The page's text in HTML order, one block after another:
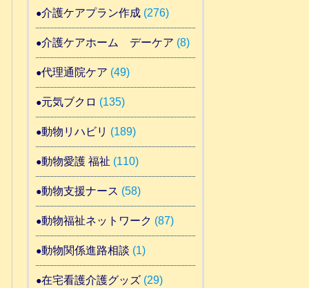
介護ケアプラン作成(276)
介護ケアホーム デーケア (8)
代理通院ケア (49)
元気ブクロ (135)
動物リハビリ (189)
動物愛護 福祉 (110)
動物支援ナース (58)
動物福祉ネットワーク (87)
動物関係進路相談 (1)
在宅看護介護グッズ(29)